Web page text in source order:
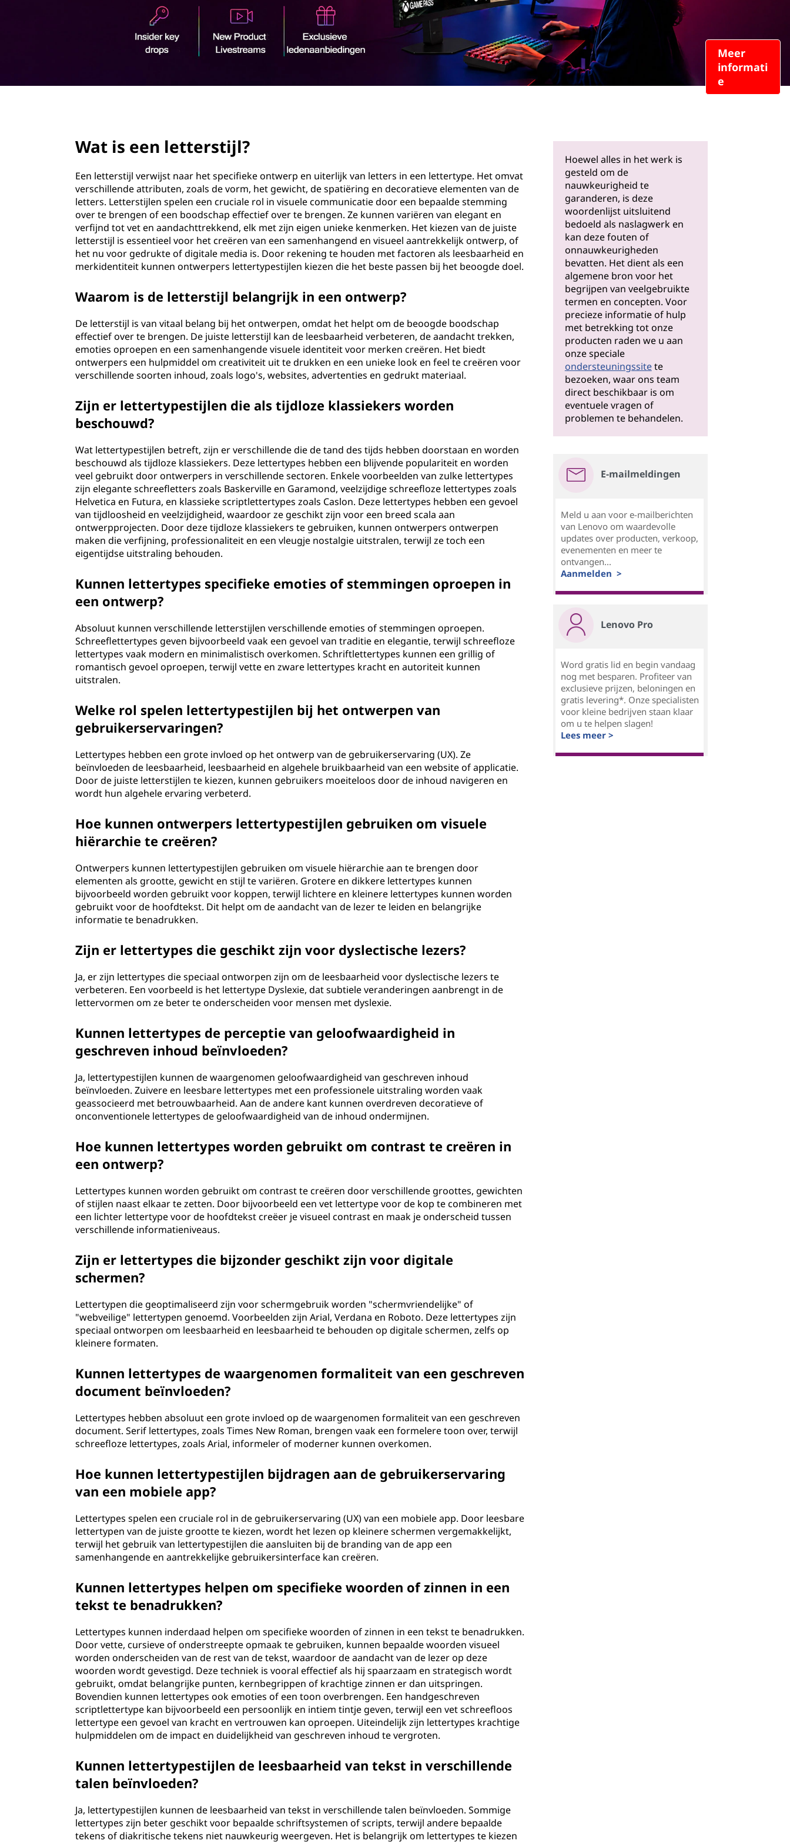
Meer
informati
e
Wat is een letterstijl?
Een letterstijl verwijst naar het specifieke ontwerp en uiterlijk van letters in een lettertype. Het omvat
verschillende attributen, zoals de vorm, het gewicht, de spatiëring en decoratieve elementen van de
letters. Letterstijlen spelen een cruciale rol in visuele communicatie door een bepaalde stemming
over te brengen of een boodschap effectief over te brengen. Ze kunnen variëren van elegant en
verfijnd tot vet en aandachttrekkend, elk met zijn eigen unieke kenmerken. Het kiezen van de juiste
letterstijl is essentieel voor het creëren van een samenhangend en visueel aantrekkelijk ontwerp, of
het nu voor gedrukte of digitale media is. Door rekening te houden met factoren als leesbaarheid en
merkidentiteit kunnen ontwerpers lettertypestijlen kiezen die het beste passen bij het beoogde doel.
Waarom is de letterstijl belangrijk in een ontwerp?
De letterstijl is van vitaal belang bij het ontwerpen, omdat het helpt om de beoogde boodschap
effectief over te brengen. De juiste letterstijl kan de leesbaarheid verbeteren, de aandacht trekken,
emoties oproepen en een samenhangende visuele identiteit voor merken creëren. Het biedt
ontwerpers een hulpmiddel om creativiteit uit te drukken en een unieke look en feel te creëren voor
verschillende soorten inhoud, zoals logo's, websites, advertenties en gedrukt materiaal.
Zijn er lettertypestijlen die als tijdloze klassiekers worden
beschouwd?
Wat lettertypestijlen betreft, zijn er verschillende die de tand des tijds hebben doorstaan en worden
beschouwd als tijdloze klassiekers. Deze lettertypes hebben een blijvende populariteit en worden
veel gebruikt door ontwerpers in verschillende sectoren. Enkele voorbeelden van zulke lettertypes
zijn elegante schreefletters zoals Baskerville en Garamond, veelzijdige schreefloze lettertypes zoals
Helvetica en Futura, en klassieke scriptlettertypes zoals Caslon. Deze lettertypes hebben een gevoel
van tijdloosheid en veelzijdigheid, waardoor ze geschikt zijn voor een breed scala aan
ontwerpprojecten. Door deze tijdloze klassiekers te gebruiken, kunnen ontwerpers ontwerpen
maken die verfijning, professionaliteit en een vleugje nostalgie uitstralen, terwijl ze toch een
eigentijdse uitstraling behouden.
Kunnen lettertypes specifieke emoties of stemmingen oproepen in
een ontwerp?
Absoluut kunnen verschillende letterstijlen verschillende emoties of stemmingen oproepen.
Schreeflettertypes geven bijvoorbeeld vaak een gevoel van traditie en elegantie, terwijl schreefloze
lettertypes vaak modern en minimalistisch overkomen. Schriftlettertypes kunnen een grillig of
romantisch gevoel oproepen, terwijl vette en zware lettertypes kracht en autoriteit kunnen
uitstralen.
Welke rol spelen lettertypestijlen bij het ontwerpen van
gebruikerservaringen?
Lettertypes hebben een grote invloed op het ontwerp van de gebruikerservaring (UX). Ze
beïnvloeden de leesbaarheid, leesbaarheid en algehele bruikbaarheid van een website of applicatie.
Door de juiste letterstijlen te kiezen, kunnen gebruikers moeiteloos door de inhoud navigeren en
wordt hun algehele ervaring verbeterd.
Hoe kunnen ontwerpers lettertypestijlen gebruiken om visuele
hiërarchie te creëren?
Ontwerpers kunnen lettertypestijlen gebruiken om visuele hiërarchie aan te brengen door
elementen als grootte, gewicht en stijl te variëren. Grotere en dikkere lettertypes kunnen
bijvoorbeeld worden gebruikt voor koppen, terwijl lichtere en kleinere lettertypes kunnen worden
gebruikt voor de hoofdtekst. Dit helpt om de aandacht van de lezer te leiden en belangrijke
informatie te benadrukken.
Zijn er lettertypes die geschikt zijn voor dyslectische lezers?
Ja, er zijn lettertypes die speciaal ontworpen zijn om de leesbaarheid voor dyslectische lezers te
verbeteren. Een voorbeeld is het lettertype Dyslexie, dat subtiele veranderingen aanbrengt in de
lettervormen om ze beter te onderscheiden voor mensen met dyslexie.
Kunnen lettertypes de perceptie van geloofwaardigheid in
geschreven inhoud beïnvloeden?
Ja, lettertypestijlen kunnen de waargenomen geloofwaardigheid van geschreven inhoud
beïnvloeden. Zuivere en leesbare lettertypes met een professionele uitstraling worden vaak
geassocieerd met betrouwbaarheid. Aan de andere kant kunnen overdreven decoratieve of
onconventionele lettertypes de geloofwaardigheid van de inhoud ondermijnen.
Hoe kunnen lettertypes worden gebruikt om contrast te creëren in
een ontwerp?
Lettertypes kunnen worden gebruikt om contrast te creëren door verschillende groottes, gewichten
of stijlen naast elkaar te zetten. Door bijvoorbeeld een vet lettertype voor de kop te combineren met
een lichter lettertype voor de hoofdtekst creëer je visueel contrast en maak je onderscheid tussen
verschillende informatieniveaus.
Zijn er lettertypes die bijzonder geschikt zijn voor digitale
schermen?
Lettertypen die geoptimaliseerd zijn voor schermgebruik worden "schermvriendelijke" of
"webveilige" lettertypen genoemd. Voorbeelden zijn Arial, Verdana en Roboto. Deze lettertypes zijn
speciaal ontworpen om leesbaarheid en leesbaarheid te behouden op digitale schermen, zelfs op
kleinere formaten.
Kunnen lettertypes de waargenomen formaliteit van een geschreven
document beïnvloeden?
Lettertypes hebben absoluut een grote invloed op de waargenomen formaliteit van een geschreven
document. Serif lettertypes, zoals Times New Roman, brengen vaak een formelere toon over, terwijl
schreefloze lettertypes, zoals Arial, informeler of moderner kunnen overkomen.
Hoe kunnen lettertypestijlen bijdragen aan de gebruikerservaring
van een mobiele app?
Lettertypes spelen een cruciale rol in de gebruikerservaring (UX) van een mobiele app. Door leesbare
lettertypen van de juiste grootte te kiezen, wordt het lezen op kleinere schermen vergemakkelijkt,
terwijl het gebruik van lettertypestijlen die aansluiten bij de branding van de app een
samenhangende en aantrekkelijke gebruikersinterface kan creëren.
Kunnen lettertypes helpen om specifieke woorden of zinnen in een
tekst te benadrukken?
Lettertypes kunnen inderdaad helpen om specifieke woorden of zinnen in een tekst te benadrukken.
Door vette, cursieve of onderstreepte opmaak te gebruiken, kunnen bepaalde woorden visueel
worden onderscheiden van de rest van de tekst, waardoor de aandacht van de lezer op deze
woorden wordt gevestigd. Deze techniek is vooral effectief als hij spaarzaam en strategisch wordt
gebruikt, omdat belangrijke punten, kernbegrippen of krachtige zinnen er dan uitspringen.
Bovendien kunnen lettertypes ook emoties of een toon overbrengen. Een handgeschreven
scriptlettertype kan bijvoorbeeld een persoonlijk en intiem tintje geven, terwijl een vet schreefloos
lettertype een gevoel van kracht en vertrouwen kan oproepen. Uiteindelijk zijn lettertypes krachtige
hulpmiddelen om de impact en duidelijkheid van geschreven inhoud te vergroten.
Kunnen lettertypestijlen de leesbaarheid van tekst in verschillende
talen beïnvloeden?
Ja, lettertypestijlen kunnen de leesbaarheid van tekst in verschillende talen beïnvloeden. Sommige
lettertypes zijn beter geschikt voor bepaalde schriftsystemen of scripts, terwijl andere bepaalde
tekens of diakritische tekens niet nauwkeurig weergeven. Het is belangrijk om lettertypes te kiezen
Hoewel alles in het werk is
gesteld om de
nauwkeurigheid te
garanderen, is deze
woordenlijst uitsluitend
bedoeld als naslagwerk en
kan deze fouten of
onnauwkeurigheden
bevatten. Het dient als een
algemene bron voor het
begrijpen van veelgebruikte
termen en concepten. Voor
precieze informatie of hulp
met betrekking tot onze
producten raden we u aan
onze speciale
ondersteuningssitete
bezoeken, waar ons team
direct beschikbaar is om
eventuele vragen of
problemen te behandelen.
E-mailmeldingen
Meld u aan voor e-mailberichten
van Lenovo om waardevolle
updates over producten, verkoop,
evenementen en meer te
ontvangen...
Aanmelden >
Lenovo Pro
Word gratis lid en begin vandaag
nog met besparen. Profiteer van
exclusieve prijzen, beloningen en
gratis levering*. Onze specialisten
voor kleine bedrijven staan klaar
om u te helpen slagen!
Lees meer >